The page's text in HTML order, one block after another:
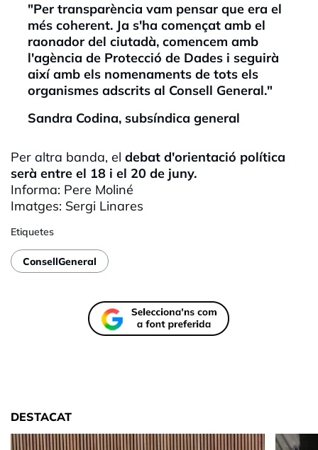
"Per transparència vam pensar que era el
més coherent. Ja s'ha començat amb el
raonador del ciutadà, comencem amb
l'agència de Protecció de Dades i seguirà
així amb els nomenaments de tots els
organismes adscrits al Consell General."
Sandra Codina, subsíndica general
Per altra banda, el debat d'orientació política
serà entre el 18 i el 20 de juny.
Informa: Pere Moliné
Imatges: Sergi Linares
Etiquetes
ConsellGeneral
DESTACAT